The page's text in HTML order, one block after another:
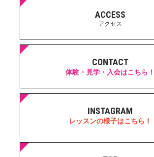
ACCESS
アクセス
CONTACT
体験・見学・入会はこちら！
INSTAGRAM
レッスンの様子はこちら！